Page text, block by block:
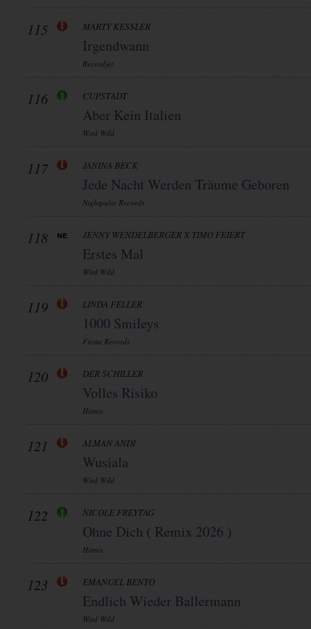
115 MARTY KESSLER
Irgendwann
Recordjet
116 CUPSTADT
Aber Kein Italien
Wird Wild
117 JANINA BECK
Jede Nacht Werden Träume Geboren
Nightpulse Records
118 JENNY WENDELBERGER X TIMO FEIERT
Erstes Mal
Wird Wild
119 LINDA FELLER
1000 Smileys
Fiesta Records
120 DER SCHILLER
Volles Risiko
Hitmix
121 ALMAN ANDI
Wusiala
Wird Wild
122 NICOLE FREYTAG
Ohne Dich ( Remix 2026 )
Hitmix
123 EMANUEL BENTO
Endlich Wieder Ballermann
Wird Wild